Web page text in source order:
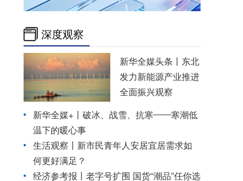
深度观察
新华全媒头条丨 东北
发力新能源产业推进
全面振兴观察
新华全媒+丨 破冰、战雪、抗寒——寒潮低
温下的暖心事
生活观察丨新市民青年人安居宜居需求如
何更好满足？
经济参考报丨 老字号扩围 国货“潮品”任你选